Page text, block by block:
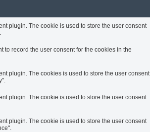
plugin. The cookie is used to store the user consent
to record the user consent for the cookies in the
plugin. The cookies is used to store the user consent
plugin. The cookie is used to store the user consent
plugin. The cookie is used to store the user consent